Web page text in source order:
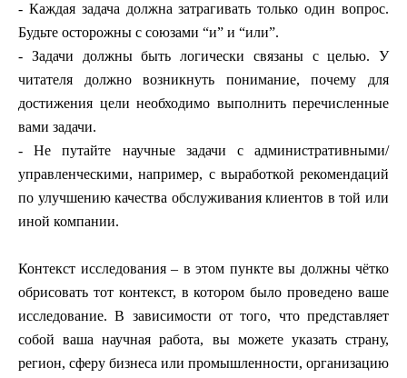
- Каждая задача должна затрагивать только один вопрос.
Будьте осторожны с союзами “и” и “или”.
- Задачи должны быть логически связаны с целью. У
читателя должно возникнуть понимание, почему для
достижения цели необходимо выполнить перечисленные
вами задачи.
- Не путайте научные задачи с административными/
управленческими, например, с выработкой рекомендаций
по улучшению качества обслуживания клиентов в той или
иной компании.
Контекст исследования – в этом пункте вы должны чётко
обрисовать тот контекст, в котором было проведено ваше
исследование. В зависимости от того, что представляет
собой ваша научная работа, вы можете указать страну,
регион, сферу бизнеса или промышленности, организацию